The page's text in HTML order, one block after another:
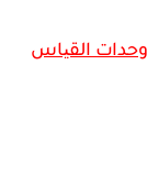
وحدات القیاس